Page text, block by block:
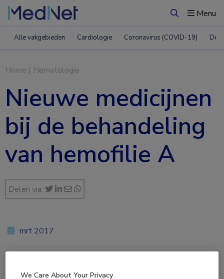
ZoekenMenu
Alle vakgebieden Cardiologie Coronavirus (COVID-19)
Home | Hematologie
Nieuwe medicijnen
bij de behandeling
van hemofilie A
Delen via:
mrt 2017
Vakgebieden:
We Care About Your Privacy